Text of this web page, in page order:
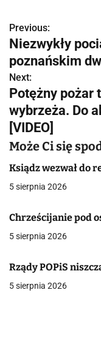
N
a
w
i
g
a
c
j
a
w
p
i
Previous:
Niezwykły
poznańskim
Next:
Potężny pożar
wybrzeża. Do
[VIDEO]
Może Ci się
Ksiądz wezwał do
5 sierpnia 2026
Chrześcijanie pod
5 sierpnia 2026
Rządy POPiS
5 sierpnia 2026